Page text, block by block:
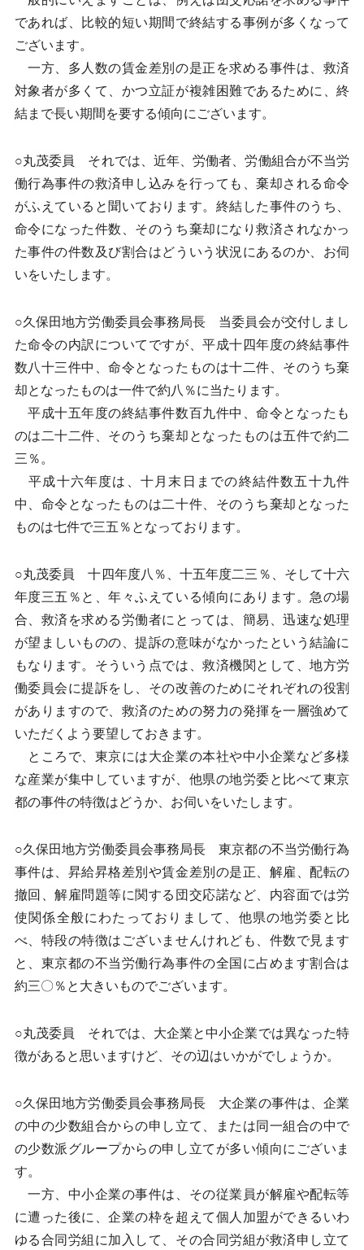
であれば、比較的短い期間で終結する事例が多くなって
ございます。
一方、多人数の賃金差別の是正を求める事件は、救済
対象者が多くて、かつ立証が複雑困難であるために、終
結まで長い期間を要する傾向にございます。
○丸茂委員 それでは、近年、労働者、労働組合が不当労
働行為事件の救済申し込みを行っても、棄却される命令
がふえていると聞いております。終結した事件のうち、
命令になった件数、そのうち棄却になり救済されなかっ
た事件の件数及び割合はどういう状況にあるのか、お伺
いをいたします。
○久保田地方労働委員会事務局長 当委員会が交付しまし
た命令の内訳についてですが、平成十四年度の終結事件
数八十三件中、命令となったものは十二件、そのうち棄
却となったものは一件で約八％に当たります。
平成十五年度の終結事件数百九件中、命令となったも
のは二十二件、そのうち棄却となったものは五件で約二
三％。
平成十六年度は、十月末日までの終結件数五十九件
中、命令となったものは二十件、そのうち棄却となった
ものは七件で三五％となっております。
○丸茂委員 十四年度八％、十五年度二三％、そして十六
年度三五％と、年々ふえている傾向にあります。急の場
合、救済を求める労働者にとっては、簡易、迅速な処理
が望ましいものの、提訴の意味がなかったという結論に
もなります。そういう点では、救済機関として、地方労
働委員会に提訴をし、その改善のためにそれぞれの役割
がありますので、救済のための努力の発揮を一層強めて
いただくよう要望しておきます。
ところで、東京には大企業の本社や中小企業など多様
な産業が集中していますが、他県の地労委と比べて東京
都の事件の特徴はどうか、お伺いをいたします。
○久保田地方労働委員会事務局長 東京都の不当労働行為
事件は、昇給昇格差別や賃金差別の是正、解雇、配転の
撤回、解雇問題等に関する団交応諾など、内容面では労
使関係全般にわたっておりまして、他県の地労委と比
べ、特段の特徴はございませんけれども、件数で見ます
と、東京都の不当労働行為事件の全国に占めます割合は
約三〇％と大きいものでございます。
○丸茂委員 それでは、大企業と中小企業では異なった特
徴があると思いますけど、その辺はいかがでしょうか。
○久保田地方労働委員会事務局長 大企業の事件は、企業
の中の少数組合からの申し立て、または同一組合の中で
の少数派グループからの申し立てが多い傾向にございま
す。
一方、中小企業の事件は、その従業員が解雇や配転等
に遭った後に、企業の枠を超えて個人加盟ができるいわ
ゆる合同労組に加入して、その合同労組が救済申し立て